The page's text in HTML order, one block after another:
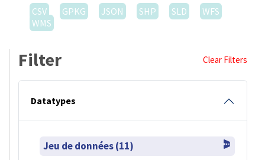
CSV
GPKG JSON SHP SLD
WFS
WMS
Filter Clear Filters
Datatypes
Jeu de données (11)